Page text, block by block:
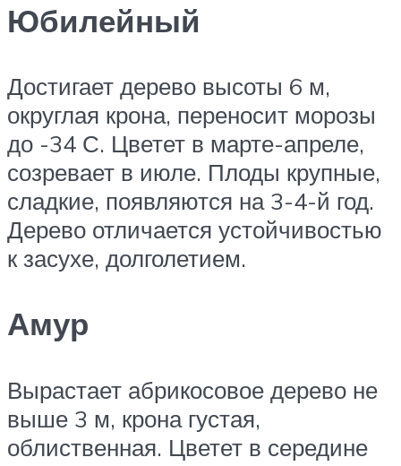
Юбилейный
Достигает дерево высоты 6 м,
округлая крона, переносит морозы
до -34 С. Цветет в марте-апреле,
созревает в июле. Плоды крупные,
сладкие, появляются на 3-4-й год.
Дерево отличается устойчивостью
к засухе, долголетием.
Амур
Вырастает абрикосовое дерево не
выше 3 м, крона густая,
облиственная. Цветет в середине